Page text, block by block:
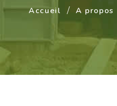
Accueil A propos